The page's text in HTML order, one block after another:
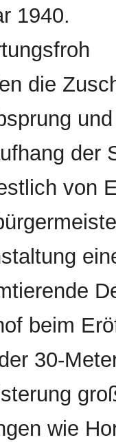
1940.
die
und
der
von
beim
30-
wie